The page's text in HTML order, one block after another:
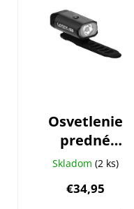
Osvetlenie
predné
LEZYNE Mini
Skladom (2 ks)
€34,95